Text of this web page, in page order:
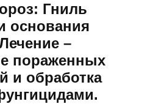
Гниль
основания
–
пораженных
и обработка